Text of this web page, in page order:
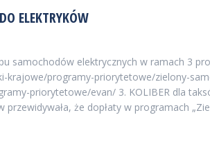
ELEKTRYKÓW
samochodów elektrycznych w ramach 3
programy-priorytetowe/zielony-
priorytetowe/evan/ 3. KOLIBER dla
że dopłaty w programach